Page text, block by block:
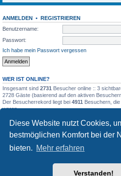
Diese Website nutzt Cookies,
bestmöglichen Komfort bei der
bieten. Mehr erfahren
Verstanden!
ANMELDEN • REGISTRIEREN
Benutzername:
Passwort:
Ich habe mein Passwort vergessen
WER IST ONLINE?
Insgesamt sind 2731 Besucher online :: 3
2728 Gäste (basierend auf den aktiven
Der Besucherrekord liegt bei 4911 Besuchern,
waren.
STATISTIK
Beiträge insgesamt595121• Themen insgesamt
Unser neuestes Mitglied:
Powered byphpBB® Forum